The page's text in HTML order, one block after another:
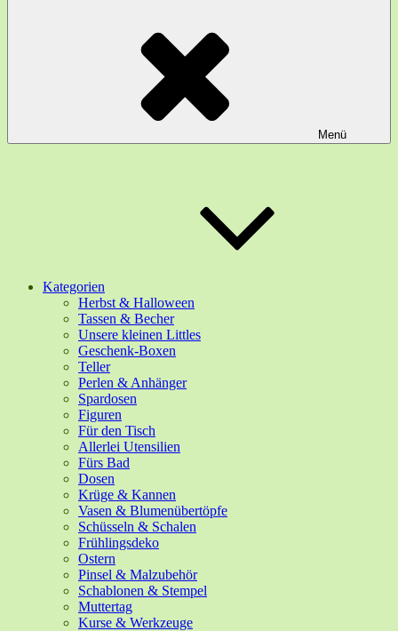
Menü
Kategorien
Herbst & Halloween
Tassen & Becher
Unsere kleinen Littles
Geschenk-Boxen
Teller
Perlen & Anhänger
Spardosen
Figuren
Für den Tisch
Allerlei Utensilien
Fürs Bad
Dosen
Krüge & Kannen
Vasen & Blumenübertöpfe
Schüsseln & Schalen
Frühlingsdeko
Ostern
Pinsel & Malzubehör
Schablonen & Stempel
Muttertag
Kurse & Werkzeuge